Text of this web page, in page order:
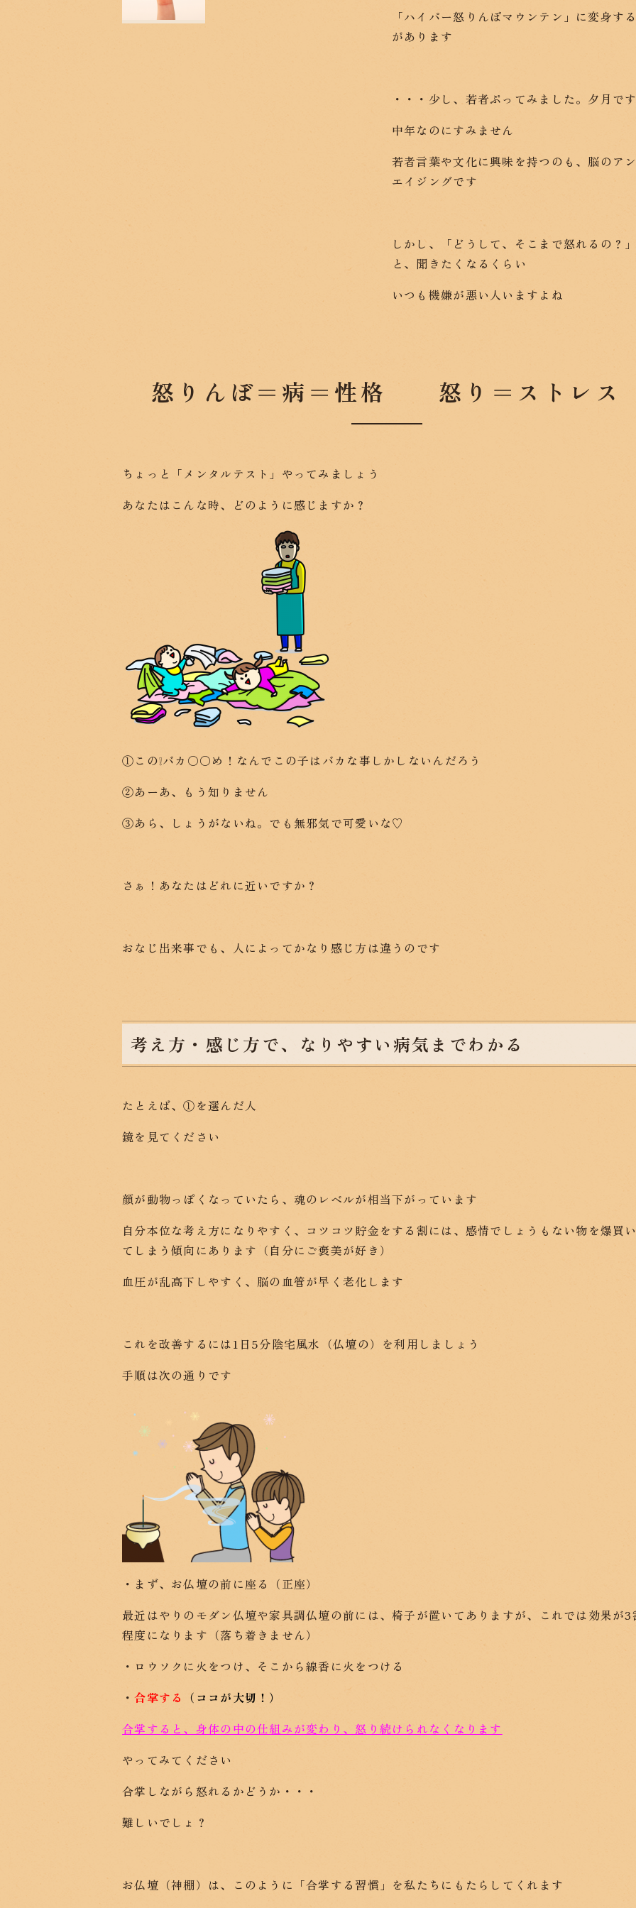
「ハイパー怒りんぼマウンテン」に変身す
があります
・・・少し、若者ぶってみました。夕月で
中年なのにすみません
若者言葉や文化に興味を持つのも、脳のア
エイジングです
しかし、「どうして、そこまで怒れるの？
と、聞きたくなるくらい
いつも機嫌が悪い人いますよね
怒りんぼ＝病＝性格 怒り＝ストレス
ちょっと「メンタルテスト」やってみましょう
あなたはこんな時、どのように感じますか？
①この❕バカ〇〇め！なんでこの子はバカな事しかしないんだろう
②あーあ、もう知りません
③あら、しょうがないね。でも無邪気で可愛いな♡
さぁ！あなたはどれに近いですか？
おなじ出来事でも、人によってかなり感じ方は違うのです
考え方・感じ方で、なりやすい病気までわかる
たとえば、①を選んだ人
鏡を見てください
顔が動物っぽくなっていたら、魂のレベルが相当下がっています
自分本位な考え方になりやすく、コツコツ貯金をする割には、感情でしょうもない物を爆買
てしまう傾向にあります（自分にご褒美が好き）
血圧が乱高下しやすく、脳の血管が早く老化します
これを改善するには1日5分陰宅風水（仏壇の）を利用しましょう
手順は次の通りです
・まず、お仏壇の前に座る（正座）
最近はやりのモダン仏壇や家具調仏壇の前には、椅子が置いてありますが、これでは効果が3
程度になります（落ち着きません）
・ロウソクに火をつけ、そこから線香に火をつける
・合掌する （ココが大切！）
合掌すると、身体の中の仕組みが変わり、怒り続けられなくなります
やってみてください
合掌しながら怒れるかどうか・・・
難しいでしょ？
お仏壇（神棚）は、このように「合掌する習慣」を私たちにもたらしてくれます